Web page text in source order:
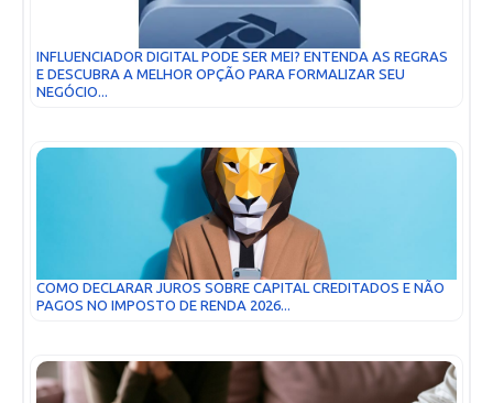
INFLUENCIADOR DIGITAL PODE SER MEI? ENTENDA AS REGRAS
E DESCUBRA A MELHOR OPÇÃO PARA FORMALIZAR SEU
NEGÓCIO...
COMO DECLARAR JUROS SOBRE CAPITAL CREDITADOS E NÃO
PAGOS NO IMPOSTO DE RENDA 2026...